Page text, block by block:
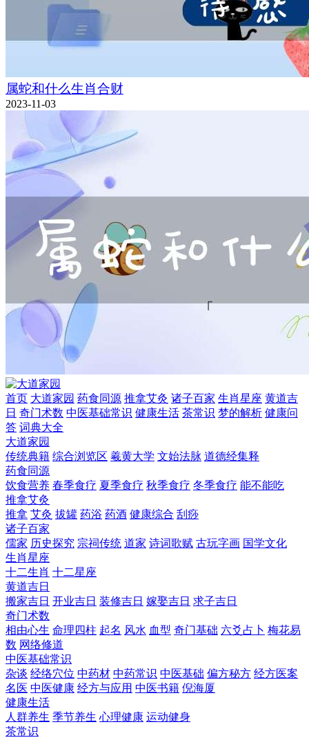
属蛇和什么生肖合财
2023-11-03
首页 大道家园 药食同源 推拿艾灸 诸子百家 生肖星座 黄道吉
日 奇门术数 中医基础常识 健康生活 茶常识 梦的解析 健康问
答 词典大全
大道家园
传统典籍 综合浏览区 羲黄大学 文始法脉 道德经集释
药食同源
饮食营养 春季食疗 夏季食疗 秋季食疗 冬季食疗 能不能吃
推拿艾灸
推拿 艾灸 拔罐 药浴 药酒 健康综合 刮痧
诸子百家
儒家 历史探究 宗祠传统 道家 诗词歌赋 古玩字画 国学文化
生肖星座
十二生肖 十二星座
黄道吉日
搬家吉日 开业吉日 装修吉日 嫁娶吉日 求子吉日
奇门术数
相由心生 命理四柱 起名 风水 血型 奇门基础 六爻占卜 梅花易
数 网络修道
中医基础常识
杂谈 经络穴位 中药材 中药常识 中医基础 偏方秘方 经方医案
名医 中医健康 经方与应用 中医书籍 倪海厦
健康生活
人群养生 季节养生 心理健康 运动健身
茶常识